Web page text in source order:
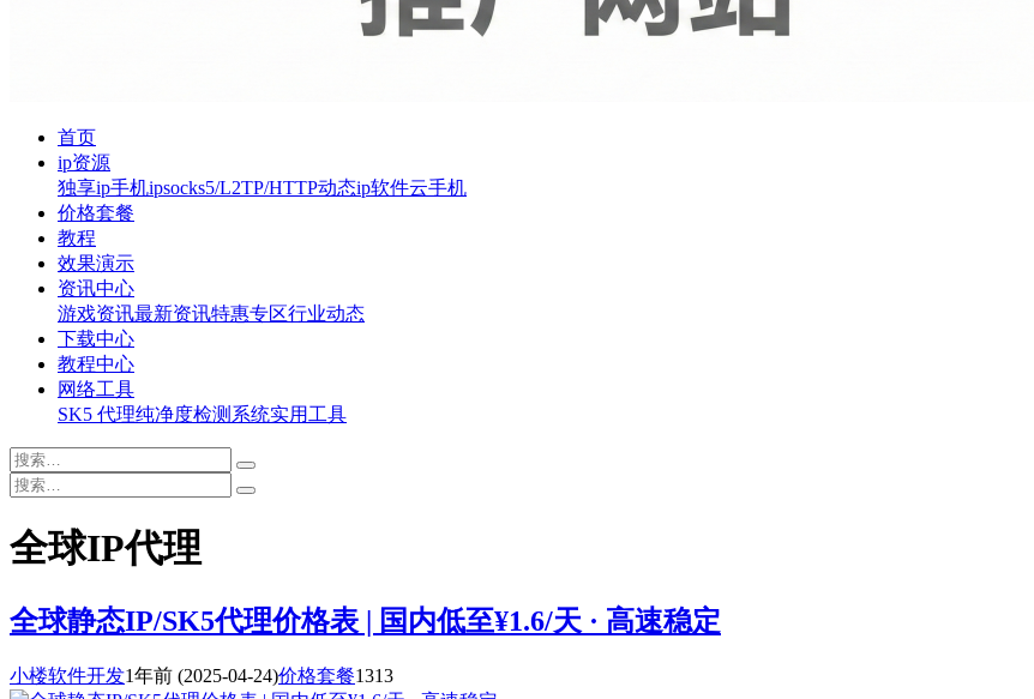
首页
ip资源
独享ip手机ipsocks5/L2TP/HTTP动态ip软件云手机
价格套餐
教程
效果演示
资讯中心
游戏资讯最新资讯特惠专区行业动态
下载中心
教程中心
网络工具
SK5 代理纯净度检测系统实用工具
全球IP代理
全球静态IP/SK5代理价格表 | 国内低至¥1.6/天 · 高速稳定
小楼软件开发1年前 (2025-04-24)价格套餐1313